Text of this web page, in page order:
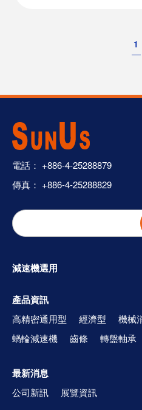
1
電話： +886-4-25288879
傳真： +886-4-25288829
減速機選用
產品資訊
高精密通用型 經濟型 機械
蝸輪減速機
齒條 轉盤軸承
最新消息
公司新訊 展覽資訊